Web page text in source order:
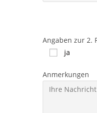
Angaben zur 2.
ja
Anmerkungen